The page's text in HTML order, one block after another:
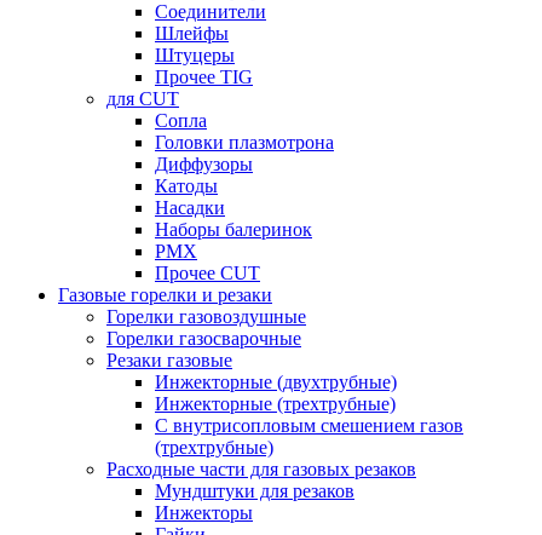
Соединители
Шлейфы
Штуцеры
Прочее TIG
для CUT
Сопла
Головки плазмотрона
Диффузоры
Катоды
Насадки
Наборы балеринок
PMX
Прочее CUT
Газовые горелки и резаки
Горелки газовоздушные
Горелки газосварочные
Резаки газовые
Инжекторные (двухтрубные)
Инжекторные (трехтрубные)
С внутрисопловым смешением газов
(трехтрубные)
Расходные части для газовых резаков
Мундштуки для резаков
Инжекторы